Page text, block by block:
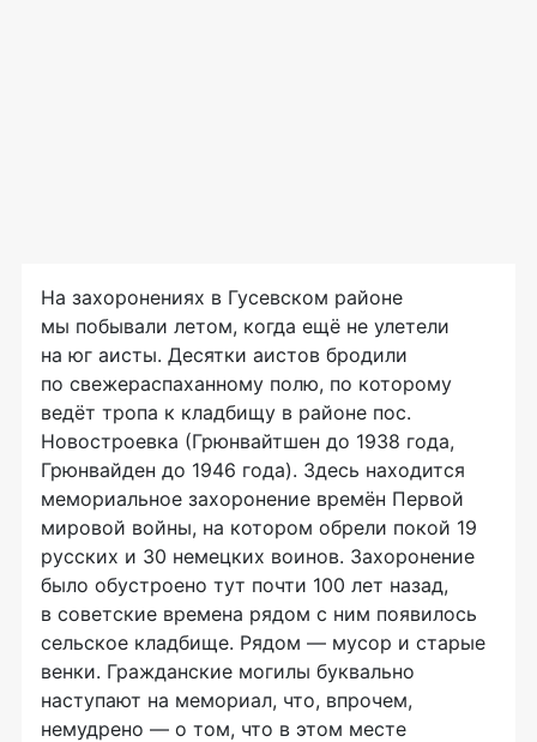
На захоронениях в Гусевском районе
мы побывали летом, когда ещё не улетели
на юг аисты. Десятки аистов бродили
по свежераспаханному полю, по которому
ведёт тропа к кладбищу в районе пос.
Новостроевка (Грюнвайтшен до 1938 года,
Грюнвайден до 1946 года). Здесь находится
мемориальное захоронение времён Первой
мировой войны, на котором обрели покой 19
русских и 30 немецких воинов. Захоронение
было обустроено тут почти 100 лет назад,
в советские времена рядом с ним появилось
сельское кладбище. Рядом — мусор и старые
венки. Гражданские могилы буквально
наступают на мемориал, что, впрочем,
немудрено — о том, что в этом месте